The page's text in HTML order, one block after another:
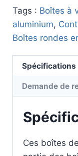
Tags : Boîtes à
aluminium,
Boîtes rondes
Spécifications
Demande de
Ces boîtes